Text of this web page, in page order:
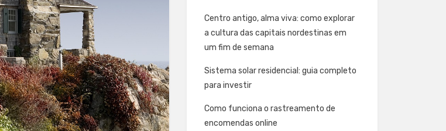
Centro antigo, alma viva: como explorar
a cultura das capitais nordestinas em
um fim de semana
Sistema solar residencial: guia completo
para investir
Como funciona o rastreamento de
encomendas online